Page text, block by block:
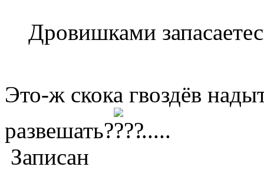
Дровишками
Это-ж скока гвоздёв
развешать?
......
Записан